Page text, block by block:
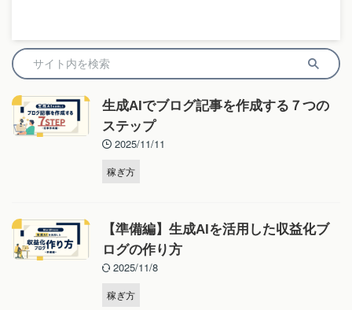
生成AIでブログ記事を作成する７つの
ステップ
2025/11/11
稼ぎ方
【準備編】生成AIを活用した収益化ブ
ログの作り方
2025/11/8
稼ぎ方